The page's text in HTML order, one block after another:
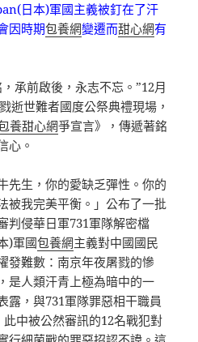
日本)軍國主義被釘在了汗
因時期包養網變遷而甜心網有
承前啟後，永志不忘。”12月
逝世難者國度公祭典禮現場，
養甜心網爭宣言》，傳遞著銘
心。
先生，你的愛缺乏彈性。你的
被我完美平衡。」公布了一批
判侵華日軍731軍隊解密檔
)軍國包養網主義對中國國民
發難數：南京年夜屠戮的慘
是人類汗青上極為暗中的一
露，與731軍隊罪惡相干職員
此中被公然審訊的12名戰犯對